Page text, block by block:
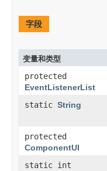
字段
变量和类型
protected
EventListenerList
static String
protected
ComponentUI
static int